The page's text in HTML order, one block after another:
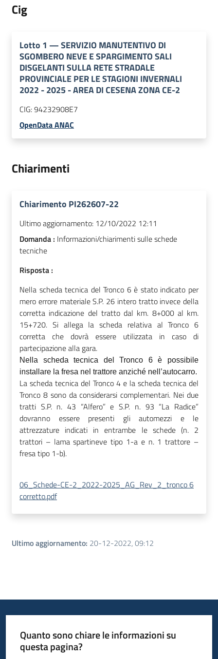
Cig
Lotto 1 —SERVIZIO MANUTENTIVO DI
SGOMBERO NEVE E SPARGIMENTO SALI
DISGELANTI SULLA RETE STRADALE
PROVINCIALE PER LE STAGIONI INVERNALI
2022 - 2025 - AREA DI CESENA ZONA CE-2
CIG:94232908E7
OpenData ANAC
Chiarimenti
Chiarimento PI262607-22
Ultimo aggiornamento: 12/10/2022 12:11
Domanda : Informazioni/chiarimenti sulle schede
tecniche
Risposta :
Nella scheda tecnica del Tronco 6 è stato indicato per
mero errore materiale S.P. 26 intero tratto invece della
corretta indicazione del tratto dal km. 8+000 al km.
15+720. Si allega la scheda relativa al Tronco 6
corretta che dovrà essere utilizzata in caso di
partecipazione alla gara.
Nella scheda tecnica del Tronco 6 è possibile
installare la fresa nel trattore anziché nell’autocarro.
La scheda tecnica del Tronco 4 e la scheda tecnica del
Tronco 8 sono da considerarsi complementari. Nei due
tratti S.P. n. 43 “Alfero” e S.P. n. 93 “La Radice”
dovranno essere presenti gli automezzi e le
attrezzature indicati in entrambe le schede (n. 2
trattori – lama spartineve tipo 1-a e n. 1 trattore –
fresa tipo 1-b).
06_Schede-CE-2_2022-2025_AG_Rev_2_tronco 6
corretto.pdf
Ultimo aggiornamento: 20-12-2022, 09:12
Quanto sono chiare le informazioni su
questa pagina?